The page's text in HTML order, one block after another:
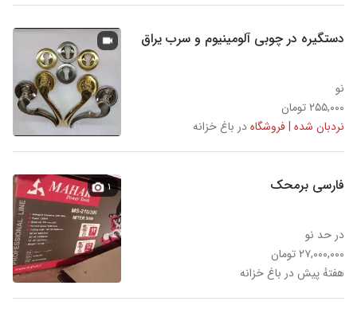
دستگیره در چوبی آلومینیوم و سرب یراق
نو
۲۵۵,۰۰۰ تومان
نردبان شده | فروشگاهدر باغ خزانه
فارسی برمحک
در حد نو
۲۷,۰۰۰,۰۰۰ تومان
هفتهٔ پیش در باغ خزانه
۱